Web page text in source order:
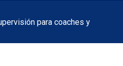
para coaches y